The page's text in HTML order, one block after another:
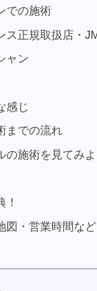
での施術
ス正規取扱店・
ャン
感じ
までの流れ
の施術を見てみよ
！
図・営業時間など